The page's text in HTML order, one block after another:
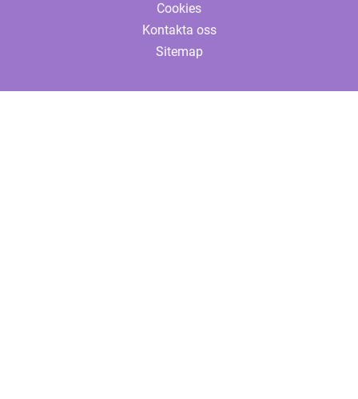
Cookies
Kontakta oss
Sitemap